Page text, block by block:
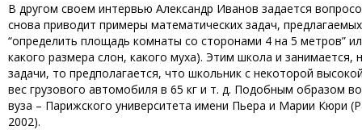
В другом своем интервью Александр Иванов задается
снова приводит примеры математических задач,
“определить площадь комнаты со сторонами 4 на 5 метров”
какого размера слон, какого муха). Этим школа и
задачи, то предполагается, что школьник с некоторой
вес грузового автомобиля в 65 кг и т. д. Подобным образом
вуза – Парижского университета имени Пьера и Марии Кюри
2002).